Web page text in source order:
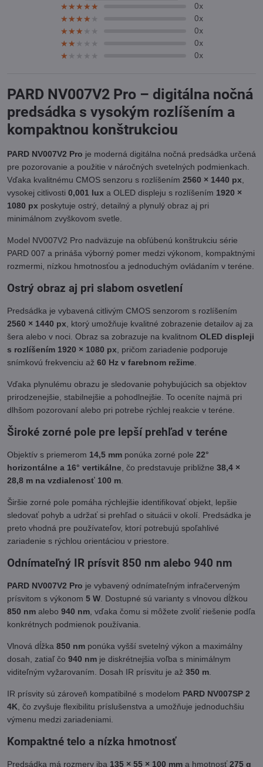
★★★★★
★★★★★
★★★★★ 0x
★★★★★
★★★★★
★★★★★ 0x
★★★★★
★★★★★
★★★★★ 0x
★★★★★
★★★★★
★★★★★ 0x
★★★★★
★★★★★
★★★★★ 0x
PARD NV007V2 Pro – digitálna nočná
predsádka s vysokým rozlíšením a
kompaktnou konštrukciou
PARD NV007V2 Pro je moderná digitálna nočná predsádka určená
pre pozorovanie a použitie v náročných svetelných podmienkach.
Vďaka kvalitnému CMOS senzoru s rozlíšením 2560 × 1440 px,
vysokej citlivosti 0,001 lux a OLED displeju s rozlíšením 1920 ×
1080 px poskytuje ostrý, detailný a plynulý obraz aj pri
minimálnom zvyškovom svetle.
Model NV007V2 Pro nadväzuje na obľúbenú konštrukciu série
PARD 007 a prináša výborný pomer medzi výkonom, kompaktnými
rozmermi, nízkou hmotnosťou a jednoduchým ovládaním v teréne.
Ostrý obraz aj pri slabom osvetlení
Predsádka je vybavená citlivým CMOS senzorom s rozlíšením
2560 × 1440 px, ktorý umožňuje kvalitné zobrazenie detailov aj za
šera alebo v noci. Obraz sa zobrazuje na kvalitnom OLED displeji
s rozlíšením 1920 × 1080 px, pričom zariadenie podporuje
snímkovú frekvenciu až 60 Hz v farebnom režime.
Vďaka plynulému obrazu je sledovanie pohybujúcich sa objektov
prirodzenejšie, stabilnejšie a pohodlnejšie. To oceníte najmä pri
dlhšom pozorovaní alebo pri potrebe rýchlej reakcie v teréne.
Široké zorné pole pre lepší prehľad v teréne
Objektív s priemerom 14,5 mm ponúka zorné pole 22°
horizontálne a 16° vertikálne, čo predstavuje približne 38,4 ×
28,8 m na vzdialenosť 100 m.
Širšie zorné pole pomáha rýchlejšie identifikovať objekt, lepšie
sledovať pohyb a udržať si prehľad o situácii v okolí. Predsádka je
preto vhodná pre používateľov, ktorí potrebujú spoľahlivé
zariadenie s rýchlou orientáciou v priestore.
Odnímateľný IR prísvit 850 nm alebo 940 nm
PARD NV007V2 Pro je vybavený odnímateľným infračerveným
prísvitom s výkonom 5 W. Dostupné sú varianty s vlnovou dĺžkou
850 nm alebo 940 nm, vďaka čomu si môžete zvoliť riešenie podľa
konkrétnych podmienok používania.
Vlnová dĺžka 850 nm ponúka vyšší svetelný výkon a maximálny
dosah, zatiaľ čo 940 nm je diskrétnejšia voľba s minimálnym
viditeľným vyžarovaním. Dosah IR prísvitu je až 350 m.
IR prísvity sú zároveň kompatibilné s modelom PARD NV007SP 2
4K, čo zvyšuje flexibilitu príslušenstva a umožňuje jednoduchšiu
výmenu medzi zariadeniami.
Kompaktné telo a nízka hmotnosť
Predsádka má rozmery iba 135 × 55 × 100 mm a hmotnosť275 g